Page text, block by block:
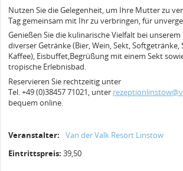
Nutzen Sie die Gelegenheit, um Ihre Mutter zu
Tag gemeinsam mit Ihr zu verbringen, für
Genießen Sie die kulinarische Vielfalt bei
diverser Getränke (Bier, Wein, Sekt, Softgetränke,
Kaffee), Eisbuffet,Begrüßung mit einem Sekt
tropische Erlebnisbad.
Reservieren Sie rechtzeitig unter
Tel. +49 (0)38457 71021, unter
bequem online.
Veranstalter:
Van der Valk Resort Linstow
Eintrittspreis: 39,50